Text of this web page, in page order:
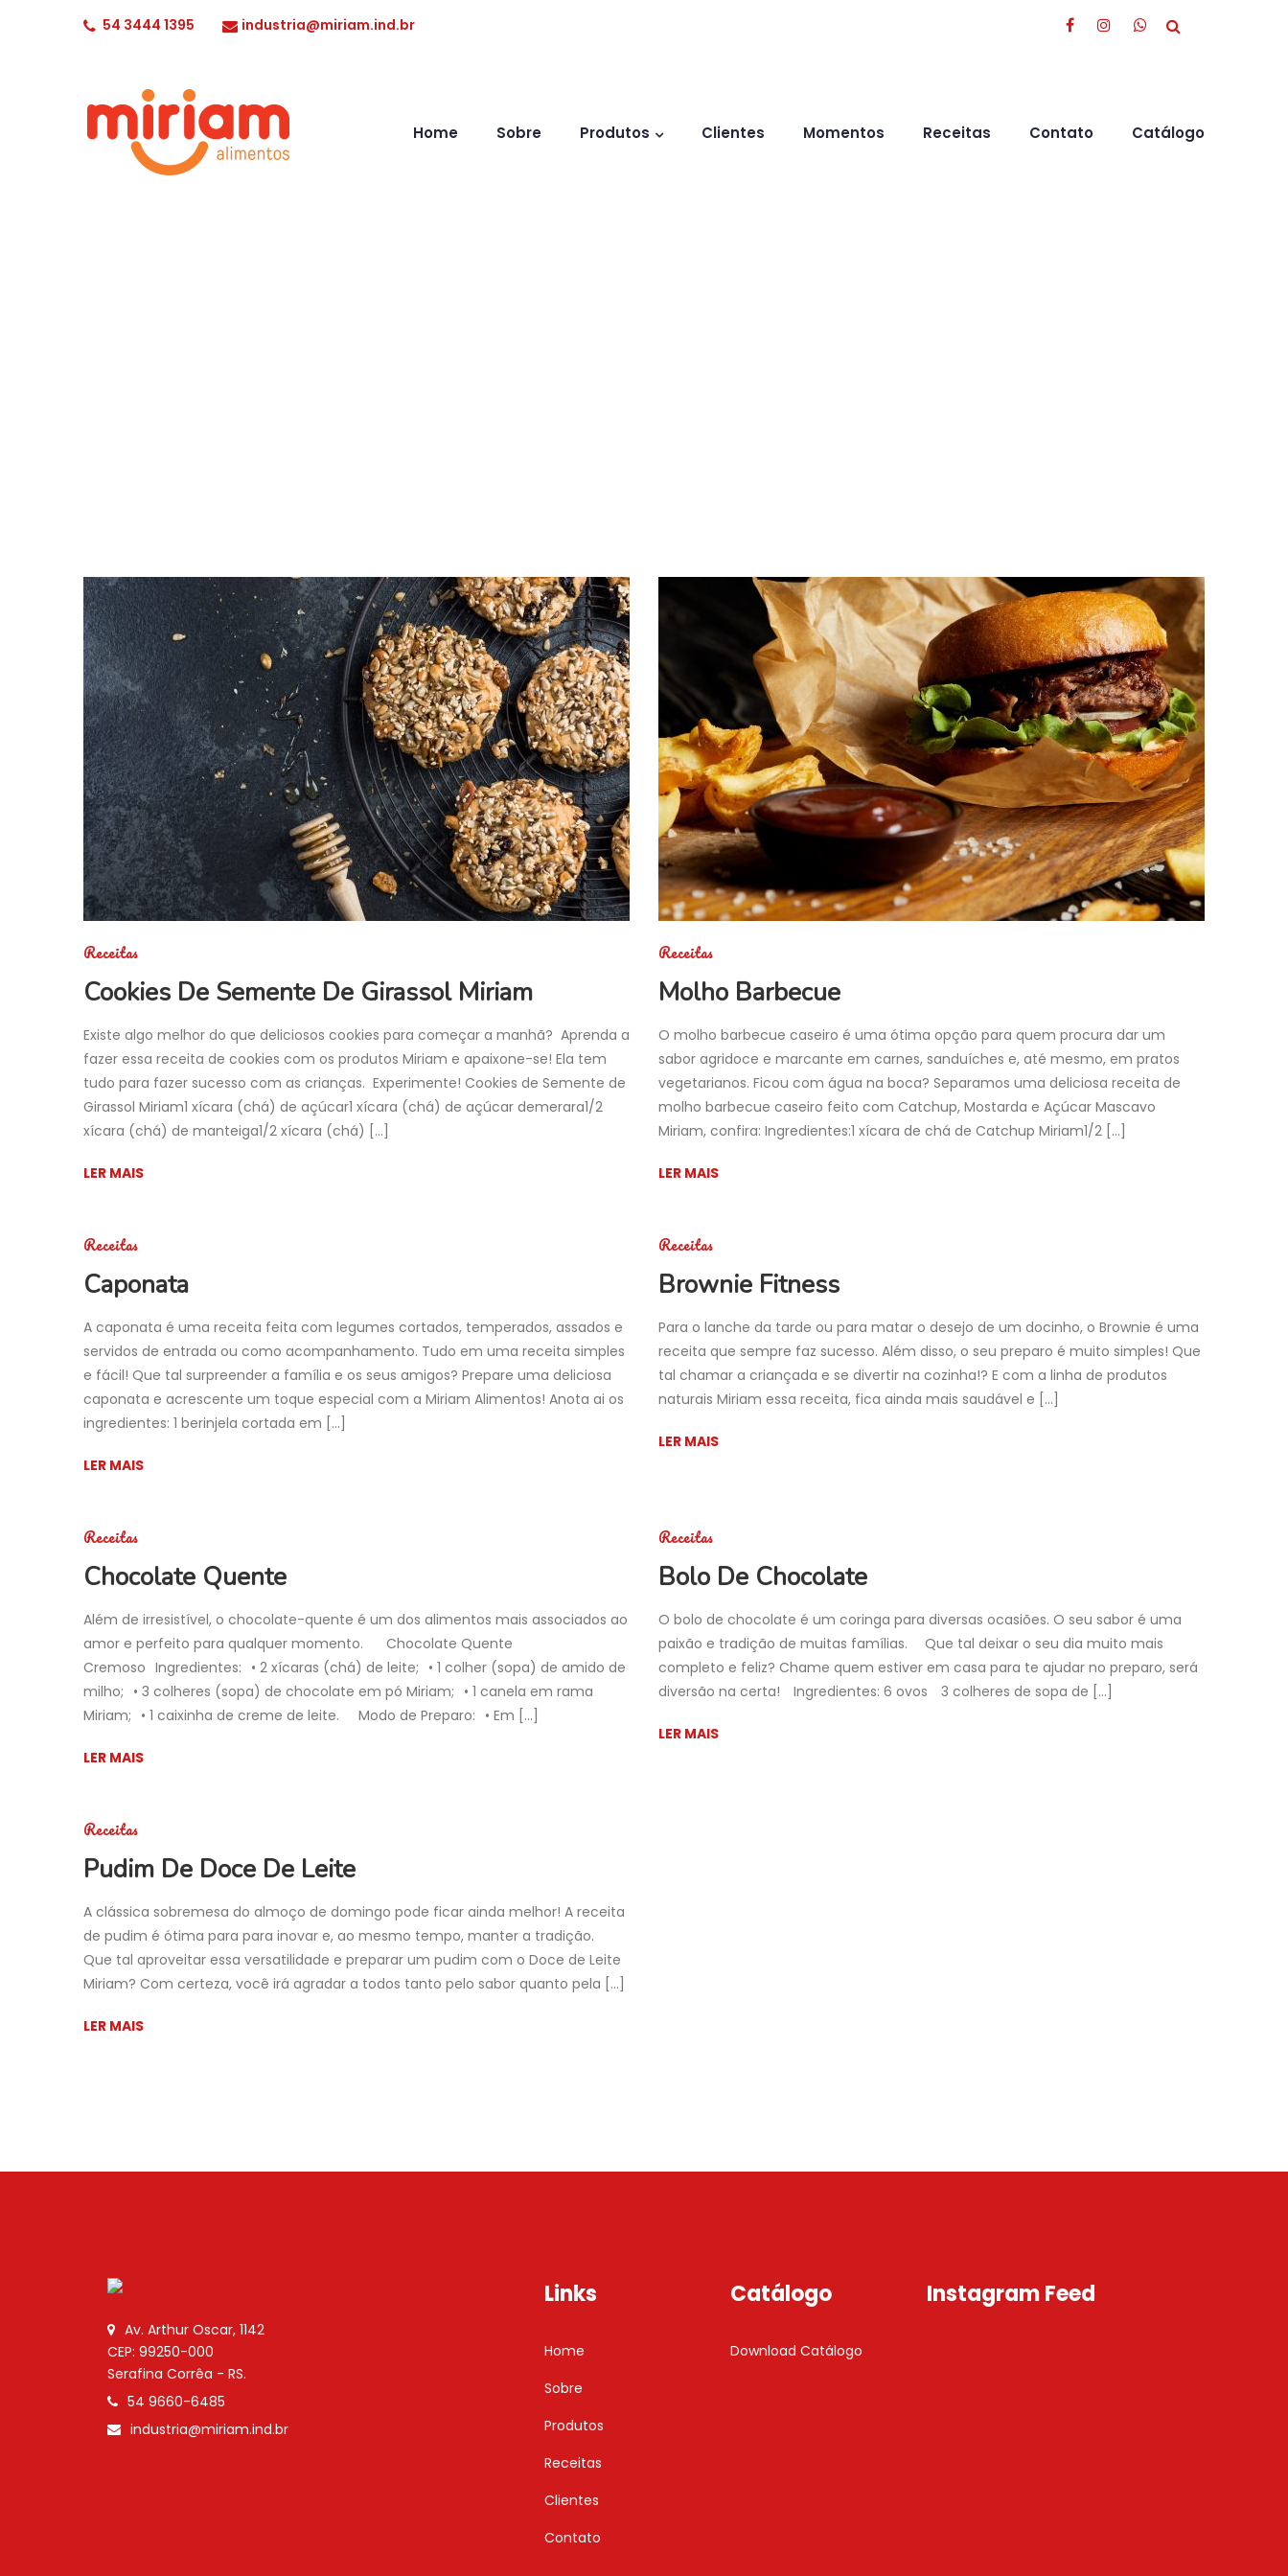
54 3444 1395 industria@miriam.ind.br
Home Sobre Produtos Clientes Momentos Receitas Contato Catálogo
Receitas
Cookies De Semente De Girassol Miriam
Existe algo melhor do que deliciosos cookies para começar a manhã? Aprenda a
fazer essa receita de cookies com os produtos Miriam e apaixone-se! Ela tem
tudo para fazer sucesso com as crianças. Experimente! Cookies de Semente de
Girassol Miriam1 xícara (chá) de açúcar1 xícara (chá) de açúcar demerara1/2
xícara (chá) de manteiga1/2 xícara (chá) […]
LER MAIS
Receitas
Molho Barbecue
O molho barbecue caseiro é uma ótima opção para quem procura dar um
sabor agridoce e marcante em carnes, sanduíches e, até mesmo, em pratos
vegetarianos. Ficou com água na boca? Separamos uma deliciosa receita de
molho barbecue caseiro feito com Catchup, Mostarda e Açúcar Mascavo
Miriam, confira: Ingredientes:1 xícara de chá de Catchup Miriam1/2 […]
LER MAIS
Receitas
Caponata
A caponata é uma receita feita com legumes cortados, temperados, assados e
servidos de entrada ou como acompanhamento. Tudo em uma receita simples
e fácil! Que tal surpreender a família e os seus amigos? Prepare uma deliciosa
caponata e acrescente um toque especial com a Miriam Alimentos! Anota ai os
ingredientes: 1 berinjela cortada em […]
LER MAIS
Receitas
Brownie Fitness
Para o lanche da tarde ou para matar o desejo de um docinho, o Brownie é uma
receita que sempre faz sucesso. Além disso, o seu preparo é muito simples! Que
tal chamar a criançada e se divertir na cozinha!? E com a linha de produtos
naturais Miriam essa receita, fica ainda mais saudável e […]
LER MAIS
Receitas
Chocolate Quente
Além de irresistível, o chocolate-quente é um dos alimentos mais associados ao
amor e perfeito para qualquer momento. ⠀⠀Chocolate Quente
Cremoso⠀Ingredientes:⠀• 2 xícaras (chá) de leite;⠀• 1 colher (sopa) de amido de
milho;⠀• 3 colheres (sopa) de chocolate em pó Miriam;⠀• 1 canela em rama
Miriam;⠀• 1 caixinha de creme de leite.⠀⠀Modo de Preparo:⠀• Em […]
LER MAIS
Receitas
Bolo De Chocolate
O bolo de chocolate é um coringa para diversas ocasiões. O seu sabor é uma
paixão e tradição de muitas famílias. ⠀ Que tal deixar o seu dia muito mais
completo e feliz? Chame quem estiver em casa para te ajudar no preparo, será
diversão na certa!⠀ Ingredientes: 6 ovos⠀ 3 colheres de sopa de […]
LER MAIS
Receitas
Pudim De Doce De Leite
A clássica sobremesa do almoço de domingo pode ficar ainda melhor! A receita
de pudim é ótima para para inovar e, ao mesmo tempo, manter a tradição. ⠀
Que tal aproveitar essa versatilidade e preparar um pudim com o Doce de Leite
Miriam? Com certeza, você irá agradar a todos tanto pelo sabor quanto pela […]
LER MAIS
Av. Arthur Oscar, 1142
CEP: 99250-000
Serafina Corrêa - RS.
54 9660-6485
industria@miriam.ind.br
Links
Home
Sobre
Produtos
Receitas
Clientes
Contato
Catálogo
Download Catálogo
Instagram Feed